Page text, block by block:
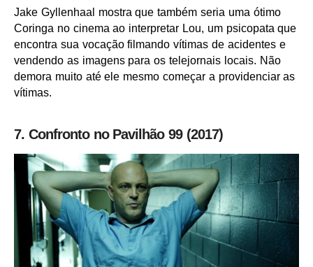
Jake Gyllenhaal mostra que também seria uma ótimo
Coringa no cinema ao interpretar Lou, um psicopata que
encontra sua vocação filmando vítimas de acidentes e
vendendo as imagens para os telejornais locais. Não
demora muito até ele mesmo começar a providenciar as
vítimas.
7. Confronto no Pavilhão 99 (2017)